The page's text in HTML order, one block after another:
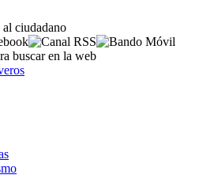
ciudadano